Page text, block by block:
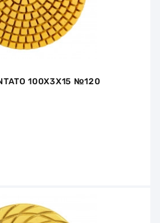
100X3X15 №120